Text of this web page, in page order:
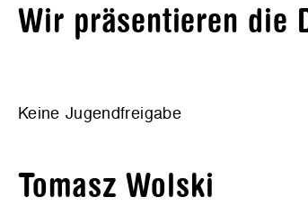
Wir präsentieren die
Keine Jugendfreigabe
Tomasz Wolski